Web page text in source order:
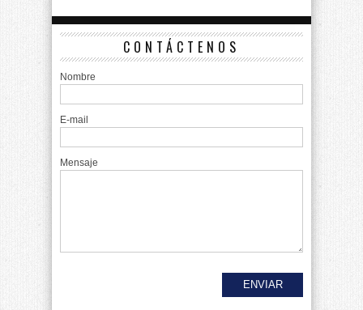
CONTÁCTENOS
Nombre
E-mail
Mensaje